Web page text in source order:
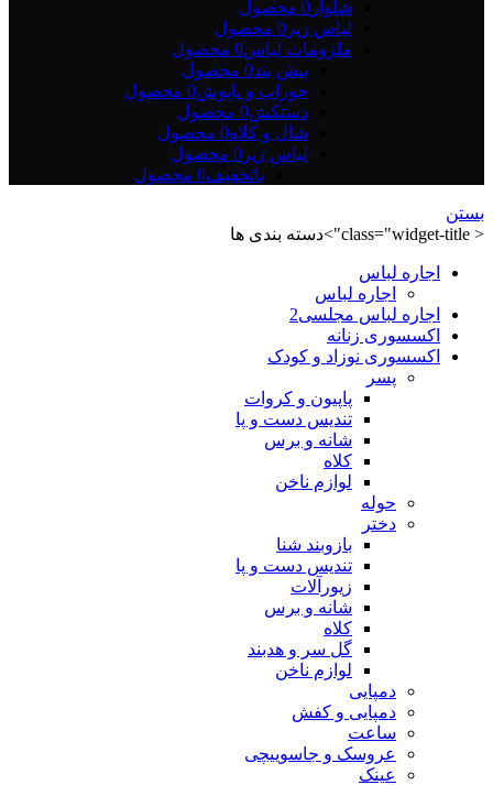
شلوار 0 محصول
لباس زیر 0 محصول
ملزومات لباس0 محصول
پیش بند0 محصول
جوراب و پاپوش0 محصول
دستکش0 محصول
شال و کلاه0 محصول
لباس زیر 0 محصول
باتخفیف0 محصول
بستن
< class="widget-title">دسته بندی ها
اجاره لباس
اجاره لباس
اجاره لباس مجلسی2
اکسسوری زنانه
اکسسوری نوزاد و کودک
پسر
پاپیون و کروات
تندیس دست و پا
شانه و برس
کلاه
لوازم ناخن
حوله
دختر
بازوبند شنا
تندیس دست و پا
زیورآلات
شانه و برس
کلاه
گل سر و هدبند
لوازم ناخن
دمپایی
دمپایی و کفش
ساعت
عروسک و جاسوییچی
عینک